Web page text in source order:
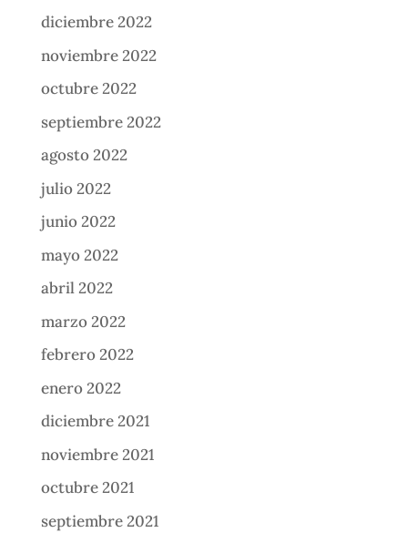
diciembre 2022
noviembre 2022
octubre 2022
septiembre 2022
agosto 2022
julio 2022
junio 2022
mayo 2022
abril 2022
marzo 2022
febrero 2022
enero 2022
diciembre 2021
noviembre 2021
octubre 2021
septiembre 2021